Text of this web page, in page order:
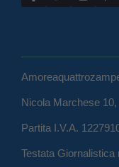
Nicola Marchese
Partita I.V.A.
Testata Giornalistica